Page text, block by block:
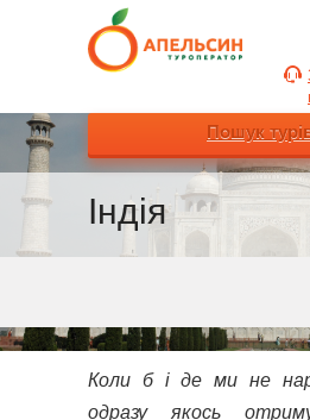
Пошук
Індія
Коли б і де ми не
одразу якось